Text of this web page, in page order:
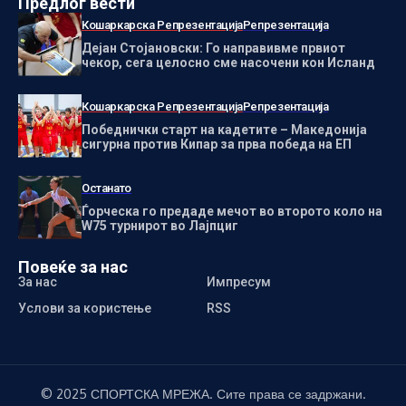
Кошаркарска РепрезентацијаРепрезентација
Дејан Стојановски: Го направивме првиот
чекор, сега целосно сме насочени кон Исланд
Кошаркарска РепрезентацијаРепрезентација
Победнички старт на кадетите – Македонија
сигурна против Кипар за прва победа на ЕП
Останато
Ѓорческа го предаде мечот во второто коло на
W75 турнирот во Лајпциг
Повеќе за нас
За нас
Импресум
Услови за користење
RSS
© 2025 СПОРТСКА МРЕЖА. Сите права се задржани.